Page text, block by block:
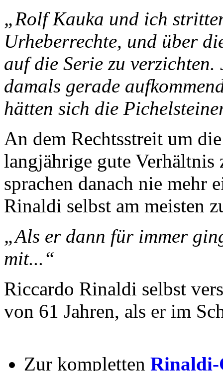
„Rolf Kauka und ich
Urheberrechte, und über
auf die Serie zu
damals gerade
hätten sich die
An dem Rechtsstreit um
langjährige gute
sprachen danach nie mehr
Rinaldi selbst am meisten
„Als er dann für immer
mit...“
Riccardo Rinaldi selbst
von 61 Jahren, als er im
Zur kompletten Rinaldi-